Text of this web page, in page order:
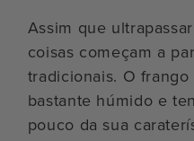
Assim que
coisas começam a
tradicionais. O
bastante húmido e
pouco da sua